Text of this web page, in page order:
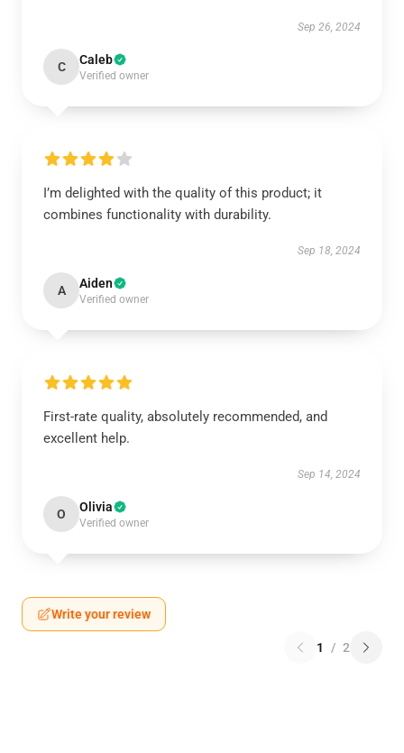
Sep 26, 2024
C Caleb
Verified owner
I’m delighted with the quality of this product; it
combines functionality with durability.
Sep 18, 2024
A Aiden
Verified owner
First-rate quality, absolutely recommended, and
excellent help.
Sep 14, 2024
O Olivia
Verified owner
Write your review
1 / 2